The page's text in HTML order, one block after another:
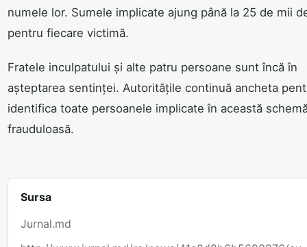
numele lor. Sumele implicate ajung până la 25 de mii
pentru fiecare victimă.
Fratele inculpatului și alte patru persoane sunt încă în
așteptarea sentinței. Autoritățile continuă ancheta
identifica toate persoanele implicate în această
frauduloasă.
Sursa
Jurnal.md